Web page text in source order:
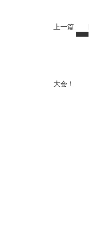
上一篇:
大会！